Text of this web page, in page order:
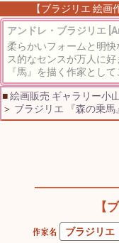
【ブラジリエ 絵
アンドレ・ブラジリエ
柔らかいフォームと明
ス的なセンスが万人に
『馬』を描く作家とし
■絵画販売 ギャラリー小
＞ ブラジリエ 『森の乗馬』
【